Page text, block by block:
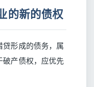
的新的债权
形成的债务，属
产债权，应优先